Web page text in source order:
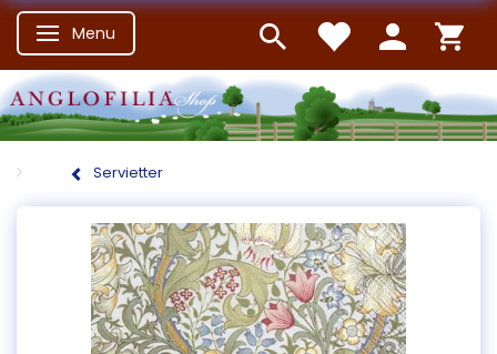
Skifte navigation
Menu
Servietter